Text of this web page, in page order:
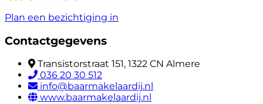
Plan een bezichtiging in
Contactgegevens
Transistorstraat 151, 1322 CN Almere
036 20 30 512
info@baarmakelaardij.nl
www.baarmakelaardij.nl